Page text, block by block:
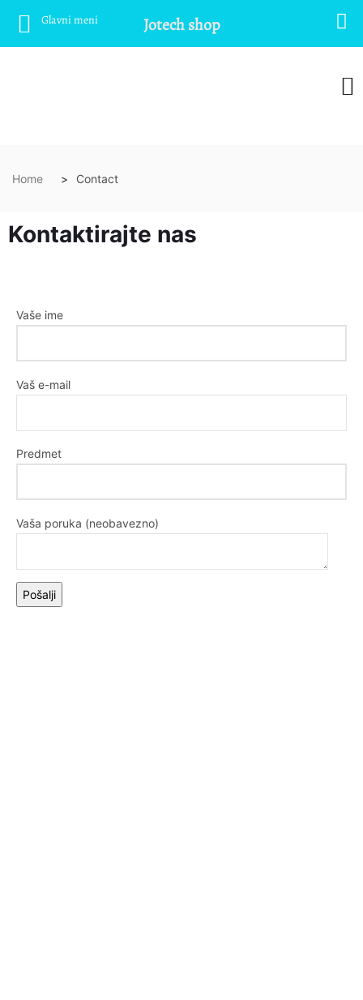
Home Contact
Kontaktirajte nas
Vaše ime
Vaš e-mail
Predmet
Vaša poruka (neobavezno)
Glavni meni Jotech shop